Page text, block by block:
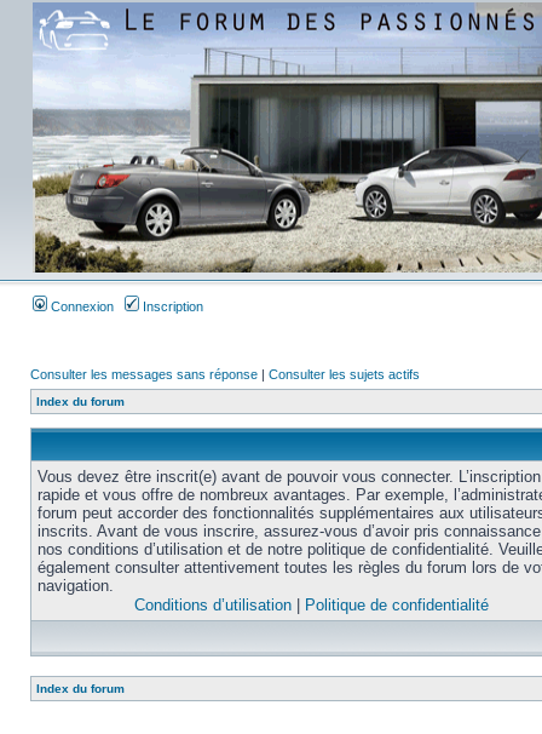
Connexion Inscription
Consulter les messages sans réponse | Consulter les sujets actifs
Index du forum
Vous devez être inscrit(e) avant de pouvoir vous connecter.
rapide et vous offre de nombreux avantages. Par exemple,
forum peut accorder des fonctionnalités supplémentaires aux
inscrits. Avant de vous inscrire, assurez-vous d’avoir pris
nos conditions d’utilisation et de notre politique de confidentialité.
également consulter attentivement toutes les règles du forum lors de
navigation.
Conditions d’utilisation
Politique de confidentialité
Index du forum